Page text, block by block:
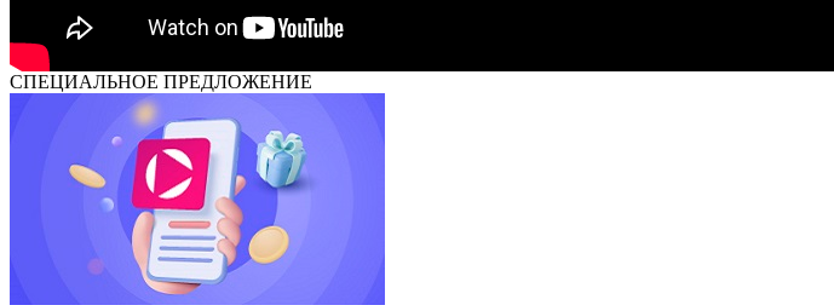
СПЕЦИАЛЬНОЕ ПРЕДЛОЖЕНИЕ